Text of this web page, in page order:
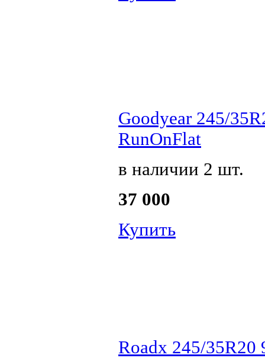
Goodyear 245/
RunOnFlat
в наличии 2 шт.
37 000
Купить
Roadx 245/